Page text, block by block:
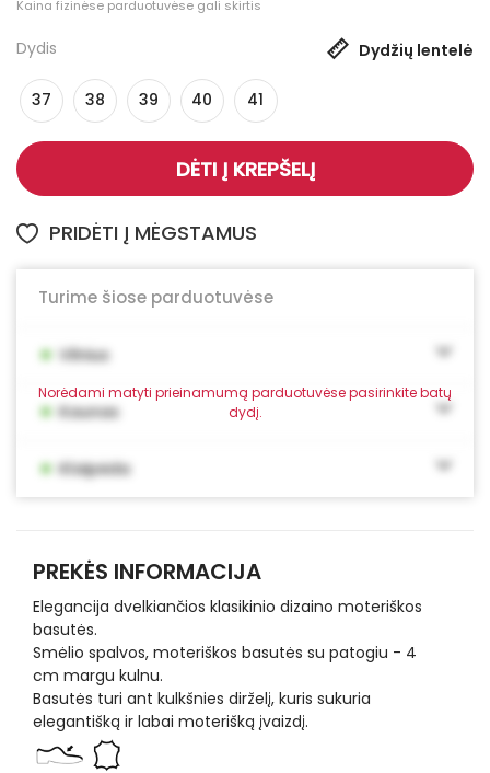
Kaina fizinėse parduotuvėse gali skirtis
Dydis Dydžių lentelė
37 38 39 40 41
DĖTI Į KREPŠELĮ
PRIDĖTI Į MĖGSTAMUS
Turime šiose parduotuvėse
Norėdami matyti prieinamumą parduotuvėse pasirinkite batų
dydį.
• Vilnius
• Kaunas
• Klaipėda
PREKĖS INFORMACIJA
Elegancija dvelkiančios klasikinio dizaino moteriškos
basutės.
Smėlio spalvos, moteriškos basutės su patogiu - 4
cm margu kulnu.
Basutės turi ant kulkšnies dirželį, kuris sukuria
elegantišką ir labai moterišką įvaizdį.